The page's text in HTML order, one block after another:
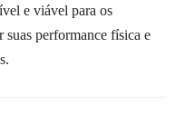
e viável para os
performance física e